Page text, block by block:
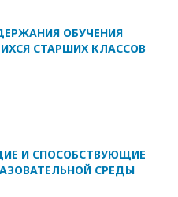
ОБУЧЕНИЯ
СТАРШИХ КЛАССОВ
И СПОСОБСТВУЮЩИЕ
СРЕДЫ